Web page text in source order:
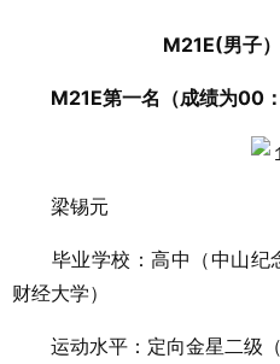
M21E(男子
M21E第一名（成绩为00
梁锡元
毕业学校：高中（中山纪
财经大学）
运动水平：定向金星二级（